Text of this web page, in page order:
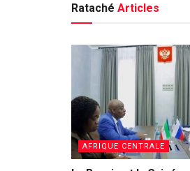
Rataché Articles
AFRIQUE CENTRALE